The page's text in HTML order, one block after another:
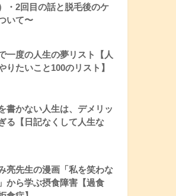
・2回目の話と脱毛後のケ
いて〜
一度の人生の夢リスト【人
りたいこと100のリスト】
書かない人生は、デメリッ
る【日記なくして人生な
亮先生の漫画「私を笑わな
から学ぶ摂食障害【過食